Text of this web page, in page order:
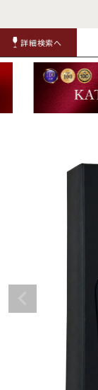
詳細検索へ
白ワイ
ン
銘柄から探す